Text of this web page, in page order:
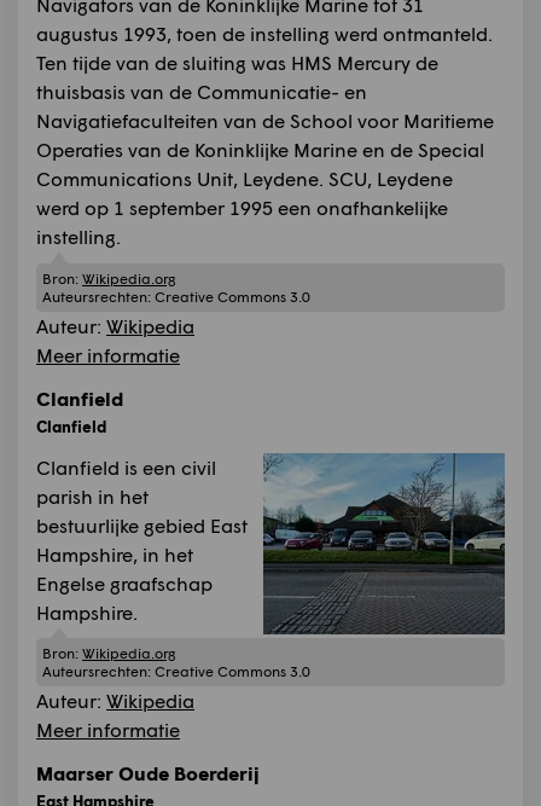
augustus 1993, toen de instelling werd ontmanteld.
Ten tijde van de sluiting was HMS Mercury de
thuisbasis van de Communicatie- en
Navigatiefaculteiten van de School voor Maritieme
Operaties van de Koninklijke Marine en de Special
Communications Unit, Leydene. SCU, Leydene
werd op 1 september 1995 een onafhankelijke
instelling.
Bron: Wikipedia.org
Auteursrechten: Creative Commons 3.0
Auteur: Wikipedia
Meer informatie
Clanfield
Clanfield
Clanfield is een civil
parish in het
bestuurlijke gebied East
Hampshire, in het
Engelse graafschap
Hampshire.
Bron: Wikipedia.org
Auteursrechten: Creative Commons 3.0
Auteur: Wikipedia
Meer informatie
Maarser Oude Boerderij
East Hampshire